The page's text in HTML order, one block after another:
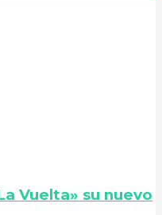
Vuelta» su nuevo